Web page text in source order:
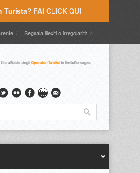
Turista? FAI CLICK QUI
Segnala illeciti o irregolarità